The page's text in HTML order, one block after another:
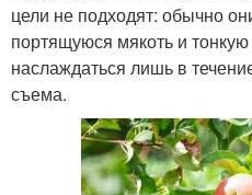
цели не подходят: обычно
портящуюся мякоть и
наслаждаться лишь в
съема.